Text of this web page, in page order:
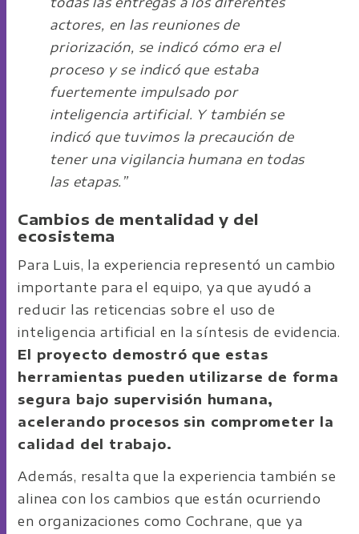
actores, en las reuniones de
priorización, se indicó cómo era el
proceso y se indicó que estaba
fuertemente impulsado por
inteligencia artificial. Y también se
indicó que tuvimos la precaución de
tener una vigilancia humana en todas
las etapas.”
Cambios de mentalidad y del
ecosistema
Para Luis, la experiencia representó un cambio
importante para el equipo, ya que ayudó a
reducir las reticencias sobre el uso de
inteligencia artificial en la síntesis de evidencia.
El proyecto demostró que estas
herramientas pueden utilizarse de forma
segura bajo supervisión humana,
acelerando procesos sin comprometer la
calidad del trabajo.
Además, resalta que la experiencia también se
alinea con los cambios que están ocurriendo
en organizaciones como Cochrane, que ya